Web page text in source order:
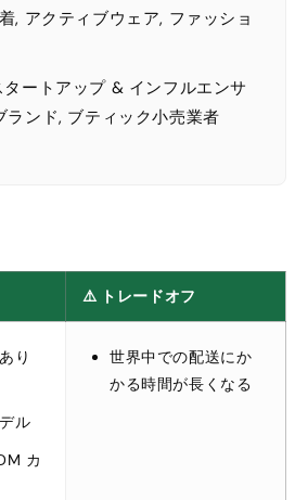
, アクティブウェア, ファッショ
タートアップ & インフルエンサ
ランド, ブティック小売業者
⚠️ トレードオフ
り
ル
カ
世界中での配送にか
かる時間が長くなる